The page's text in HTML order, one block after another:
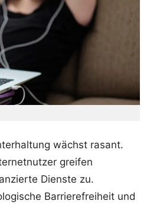
wächst rasant.
greifen
Dienste zu.
Barrierefreiheit und